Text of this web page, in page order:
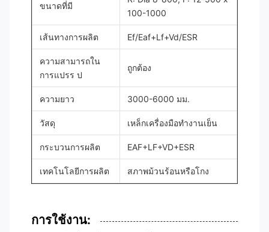
ขนาดที่มี
100-1000
เส้นทางการผลิต Ef/Eaf+Lf+Vd/ESR
ความสามารถใน
การแปรร ป
ถูกต้อง
ความยาว 3000-6000 มม.
วัสดุ เหล็กเครื่องมือทํางานเย็น
กระบวนการผลิต EAF+LF+VD+ESR
เทคโนโลยีการผลิต สภาพม้วนร้อนหรือโกง
การใช้งาน: